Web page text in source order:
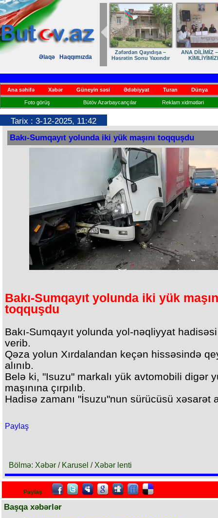
Əlaqə Haqqımızda
Zəfərdən Qayıdışa –
Həsrətin Sonu Yaxındır
ANA DİLİMİZ
Ana səhifə Xəbər Güneyin səsi Ədəbiyyat Turan Dünya
Foto görüş Bütöv Azərbaycançılar Reklam xidmətləri
Tarix : 3-12-2025, 11:42
Bakı-Sumqayıt yolunda iki yük maşını toqquşdu
Bakı-Sumqayıt yolunda iki yük
toqquşdu
Bakı-Sumqayıt yolunda yol-nəqliyyat
verib.
Qəza yolun Xırdalandan keçən hissəsində
alınıb.
Belə ki, "Isuzu" markalı yük avtomobili digər
maşınına çırpılıb.
Hadisə zamanı "İsuzu"nun sürücüsü xəsarət
Paylaş
Bölmə: Xəbər / Karusel / Xəbər lenti
Paylaş
Başqa xəbərlər